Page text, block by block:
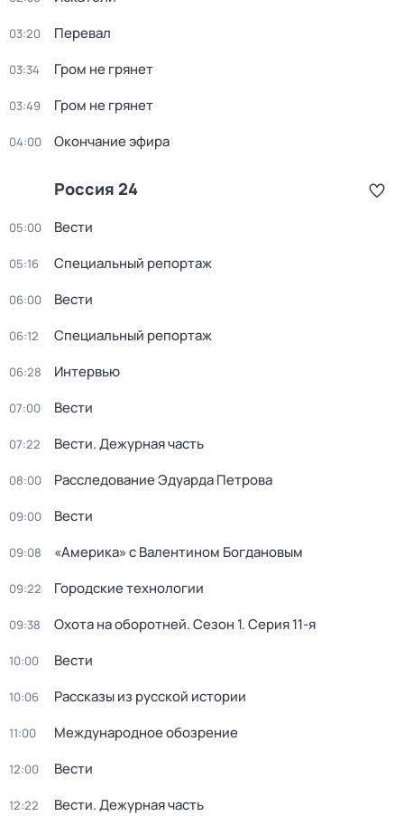
03:20 Перевал
03:34 Гром не грянет
03:49 Гром не грянет
04:00 Окончание эфира
Россия 24
05:00 Вести
05:16 Специальный репортаж
06:00 Вести
06:12 Специальный репортаж
06:28 Интервью
07:00 Вести
07:22 Вести. Дежурная часть
08:00 Расследование Эдуарда Петрова
09:00 Вести
09:08 «Америка» с Валентином Богдановым
09:22 Городские технологии
09:38 Охота на оборотней. Сезон 1. Серия 11-я
10:00 Вести
10:06 Рассказы из русской истории
11:00 Международное обозрение
12:00 Вести
12:22 Вести. Дежурная часть